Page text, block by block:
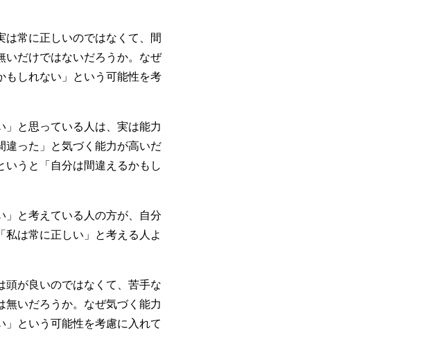
常に正しいのではなくて、間
いだけではないだろうか。なぜ
もしれない」という可能性を考
」と思っている人は、実は能力
違った」と気づく能力が高いだ
いうと「自分は間違えるかもし
」と考えている人の方が、自分
は常に正しい」と考える人よ
頭が良いのではなくて、苦手な
いだろうか。なぜ気づく能力
」という可能性を考慮に入れて